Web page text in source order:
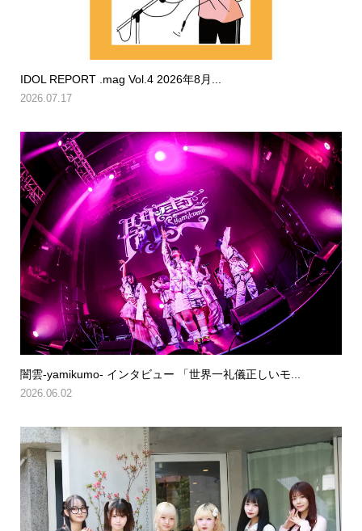
IDOL REPORT .mag Vol.4 2026年8月...
2026.07.17
闇雲-yamikumo- インタビュー 「世界一礼儀正しいモ...
2026.06.02